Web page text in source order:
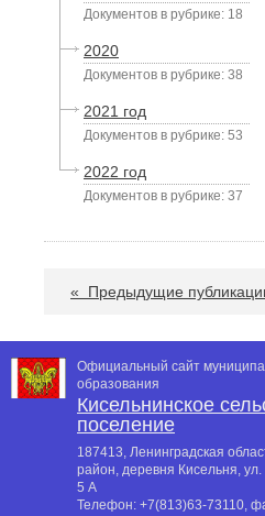
Документов в рубрике: 18
2020
Документов в рубрике: 38
2021 год
Документов в рубрике: 53
2022 год
Документов в рубрике: 37
« Предыдущие
Официальный сайт
образования
Кисельнинское
поселение
187413, Ленинградская
район, деревня Кисельня,
5 А
Телефон: +7(813)63-73110,